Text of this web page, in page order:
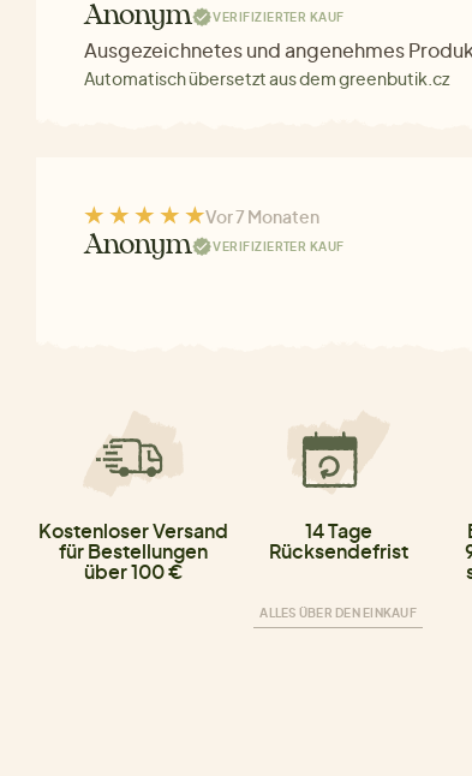
Anonym VERIFIZIERTER KAUF
Ausgezeichnetes und angenehmes
Automatisch übersetzt aus dem greenbutik.cz
Vor 7 Monaten
Anonym VERIFIZIERTER KAUF
Kostenloser Versand
für Bestellungen
über 100 €
14 Tage
Rücksendefrist
ALLES ÜBER DEN EINKAUF